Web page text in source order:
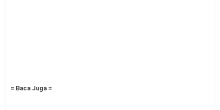
= Baca Juga =